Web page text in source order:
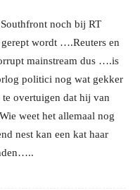
noch bij RT
wordt ….Reuters en
mainstream dus ….is
politici nog wat gekker
overtuigen dat hij van
weet het allemaal nog
nest kan een kat haar